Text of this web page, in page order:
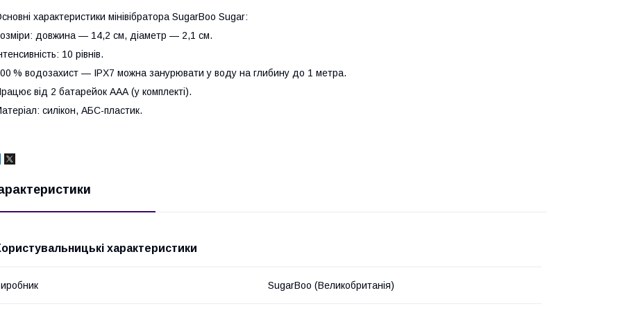
характеристики мінівібратора SugarBoo Sugar:
довжина — 14,2 см, діаметр — 2,1 см.
10 рівнів.
% водозахист — IPX7 можна занурювати у воду на глибину до 1 метра.
від 2 батарейок ААА (у комплекті).
силікон, АБС-пластик.
характеристики
SugarBoo (Великобританія)